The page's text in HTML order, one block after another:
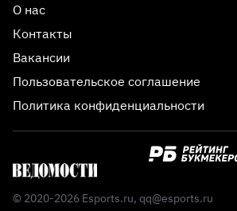
О нас
Контакты
Вакансии
Пользовательское соглашение
Политика конфиденциальности
© 2020-2026 Esports.ru, qq@esports.ru